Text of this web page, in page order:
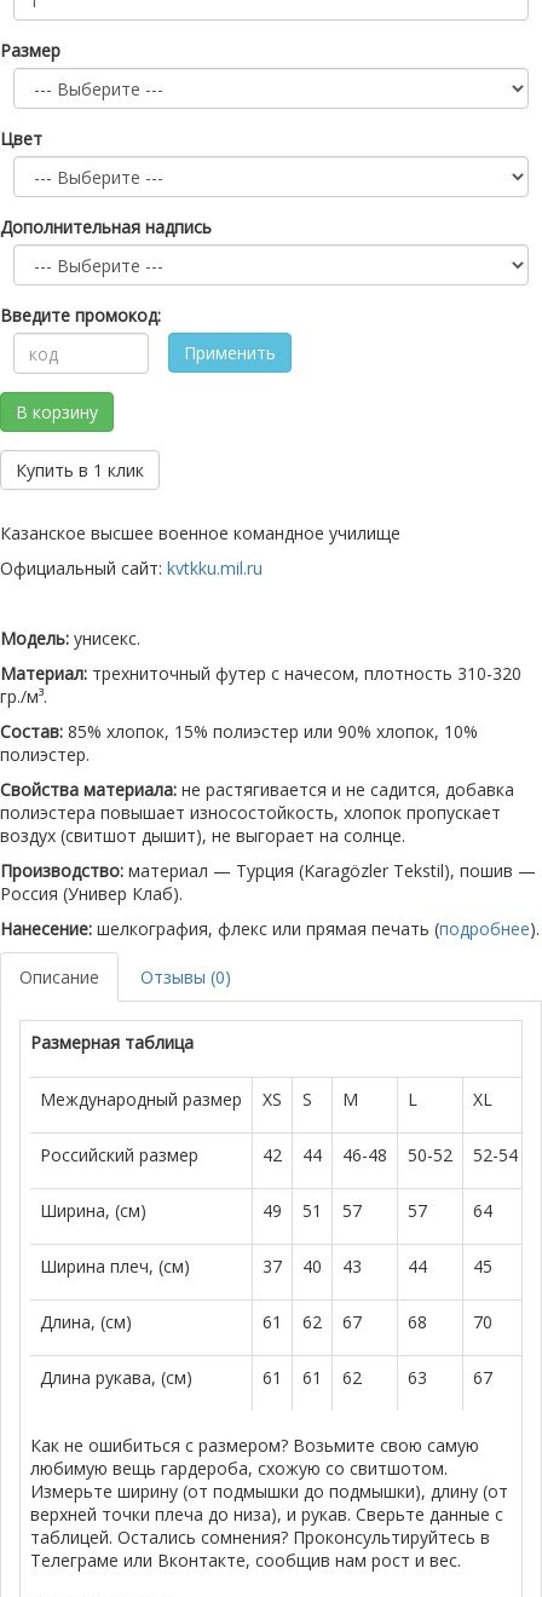
Размер
Цвет
Дополнительная надпись
Введите промокод:
Применить
В корзину
Купить в 1 клик
Казанское высшее военное командное училище
Официальный сайт: kvtkku.mil.ru
Модель: унисекс.
Материал: трехниточный футер с начесом, плотность 310-320
гр./м³.
Состав: 85% хлопок, 15% полиэстер или 90% хлопок, 10%
полиэстер.
Свойства материала: не растягивается и не садится, добавка
полиэстера повышает износостойкость, хлопок пропускает
воздух (свитшот дышит), не выгорает на солнце.
Производство: материал — Турция (Karagözler Tekstil), пошив —
Россия (Универ Клаб).
Нанесение: шелкография, флекс или прямая печать (подробнее).
Описание Отзывы (0)
Размерная таблица
Международный размер XS S M L XL
Российский размер 42 44 46-48 50-52 52-54
Ширина, (см) 49 51 57 57 64
Ширина плеч, (см) 37 40 43 44 45
Длина, (см) 61 62 67 68 70
Длина рукава, (см) 61 61 62 63 67
Как не ошибиться с размером? Возьмите свою самую
любимую вещь гардероба, схожую со свитшотом.
Измерьте ширину (от подмышки до подмышки), длину (от
верхней точки плеча до низа), и рукав. Сверьте данные с
таблицей. Остались сомнения? Проконсультируйтесь в
Телеграме или Вконтакте, сообщив нам рост и вес.